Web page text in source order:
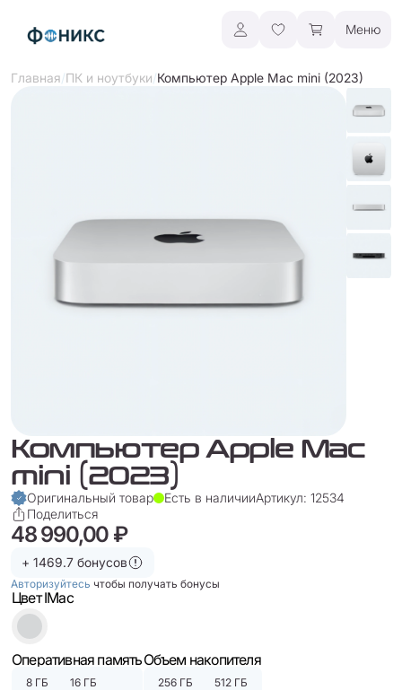
Меню
Главная/ПК и ноутбуки/Компьютер Apple Mac mini (2023)
Компьютер Apple Mac
mini (2023)
Оригинальный товар Есть в наличииАртикул: 12534
Поделиться
48 990,00 ₽
+ 1469.7 бонусов
Авторизуйтесь чтобы получать бонусы
Цвет IMac
Оперативная память
8 ГБ 16 ГБ
Объем накопителя
256 ГБ 512 ГБ